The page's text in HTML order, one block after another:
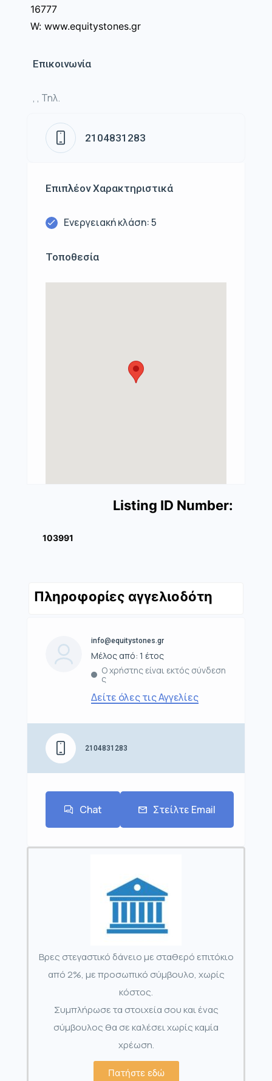
16777
W: www.equitystones.gr
Επικοινωνία
, , Τηλ.
2104831283
Επιπλέον Χαρακτηριστικά
Ενεργειακή κλάση: 5
Τοποθεσία
Listing ID Number:
103991
Πληροφορίες αγγελιοδότη
info@equitystones.gr
Μέλος από: 1 έτος
Ο χρήστης είναι εκτός σύνδεση
ς
Δείτε όλες τις Αγγελίες
2104831283
Chat Στείλτε Email
Βρες στεγαστικό δάνειο με σταθερό επιτόκιο
από 2%, με προσωπικό σύμβουλο, χωρίς
κόστος.
Συμπλήρωσε τα στοιχεία σου και ένας
σύμβουλος θα σε καλέσει χωρίς καμία
χρέωση.
Πατήστε εδώ